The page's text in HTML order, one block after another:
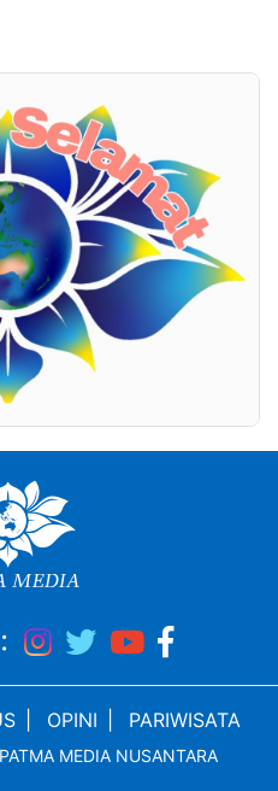
OPINI PARIWISATA
MEDIA NUSANTARA